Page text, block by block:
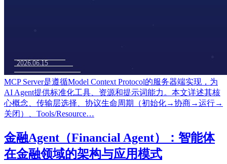
MCP Server是遵循Model Context Protocol的服务器端实现，为
AI Agent提供标准化工具、资源和提示词能力。本文详述其核
心概念、传输层选择、协议生命周期（初始化→协商→运行→
关闭）、Tools/Resource…
金融Agent（Financial Agent）：智能体
在金融领域的架构与应用模式